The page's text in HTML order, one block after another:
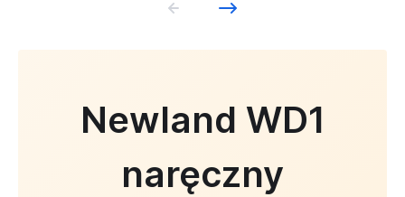
Newland WD1
naręczny